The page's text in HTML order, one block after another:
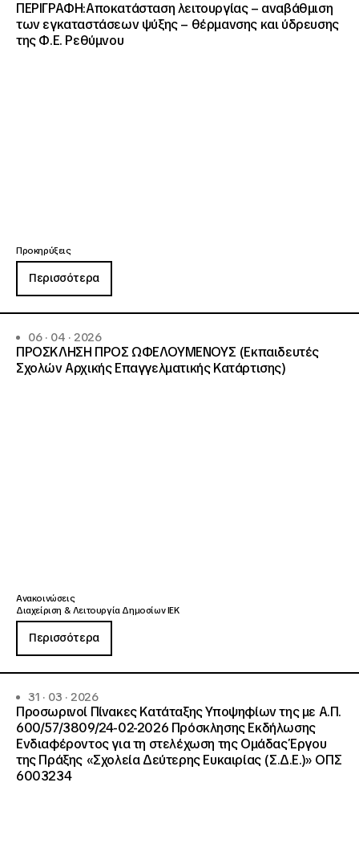
ΠΕΡΙΓΡΑΦΗ:Αποκατάσταση λειτουργίας – αναβάθμιση
των εγκαταστάσεων ψύξης – θέρμανσης και ύδρευσης
της Φ.Ε. Ρεθύμνου
Προκηρύξεις
Περισσότερα
06 · 04 · 2026
ΠΡΟΣΚΛΗΣΗ ΠΡΟΣ ΩΦΕΛΟΥΜΕΝΟΥΣ (Εκπαιδευτές
Σχολών Αρχικής Επαγγελματικής Κατάρτισης)
Ανακοινώσεις
Διαχείριση & Λειτουργία Δημοσίων ΙΕΚ
Περισσότερα
31 · 03 · 2026
Προσωρινοί Πίνακες Κατάταξης Υποψηφίων της με Α.Π.
600/57/3809/24-02-2026 Πρόσκλησης Εκδήλωσης
Ενδιαφέροντος για τη στελέχωση της Ομάδας Έργου
της Πράξης «Σχολεία Δεύτερης Ευκαιρίας (Σ.Δ.Ε.)» ΟΠΣ
6003234